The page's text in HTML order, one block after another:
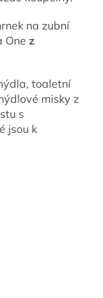
na zubní
One z
toaletní
misky z
s
jsou k